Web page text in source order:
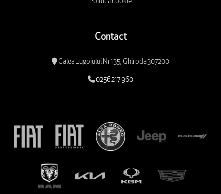
Politica cookie
Contact
Calea Lugojului Nr.135, Ghiroda 307200
0256 217 960